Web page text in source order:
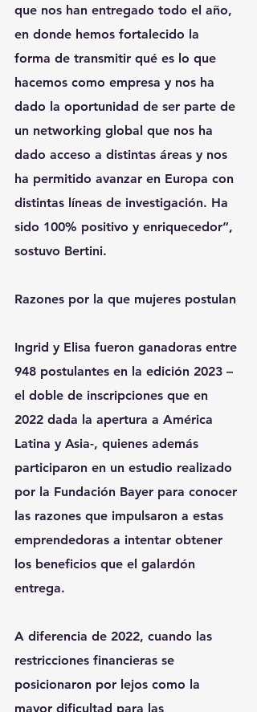
que nos han entregado todo el año,
en donde hemos fortalecido la
forma de transmitir qué es lo que
hacemos como empresa y nos ha
dado la oportunidad de ser parte de
un networking global que nos ha
dado acceso a distintas áreas y nos
ha permitido avanzar en Europa con
distintas líneas de investigación. Ha
sido 100% positivo y enriquecedor”,
sostuvo Bertini.
Razones por la que mujeres postulan
Ingrid y Elisa fueron ganadoras entre
948 postulantes en la edición 2023 –
el doble de inscripciones que en
2022 dada la apertura a América
Latina y Asia-, quienes además
participaron en un estudio realizado
por la Fundación Bayer para conocer
las razones que impulsaron a estas
emprendedoras a intentar obtener
los beneficios que el galardón
entrega.
A diferencia de 2022, cuando las
restricciones financieras se
posicionaron por lejos como la
mayor dificultad para las